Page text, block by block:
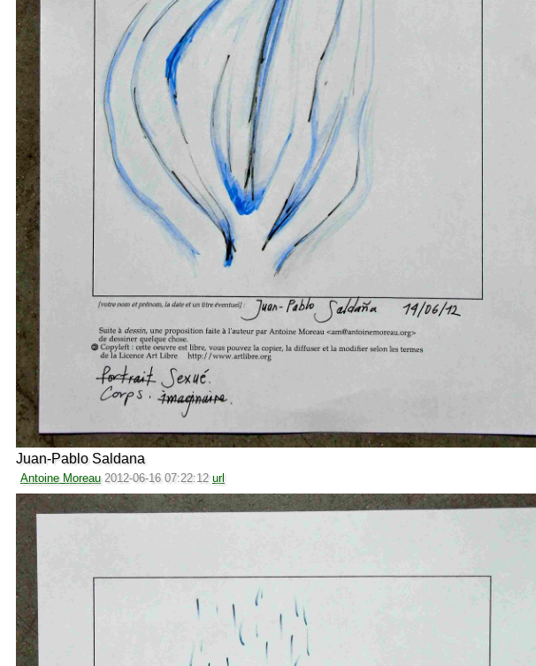
Juan-Pablo Saldana
Antoine Moreau 2012-06-16 07:22:12 url